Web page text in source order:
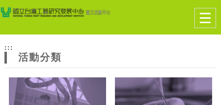
網
站
主
題
跳到主要內容
網站導覽
:::
活動分類